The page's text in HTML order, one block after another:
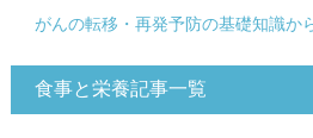
がんの転移・再発予防の基礎知識か
食事と栄養記事一覧